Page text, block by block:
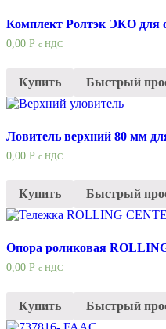
Комплект Ролтэк ЭКО для
0,00 Р с НДС
Купить Быстрый
Ловитель верхний 80 мм
0,00 Р с НДС
Купить Быстрый
Опора роликовая
0,00 Р с НДС
Купить Быстрый